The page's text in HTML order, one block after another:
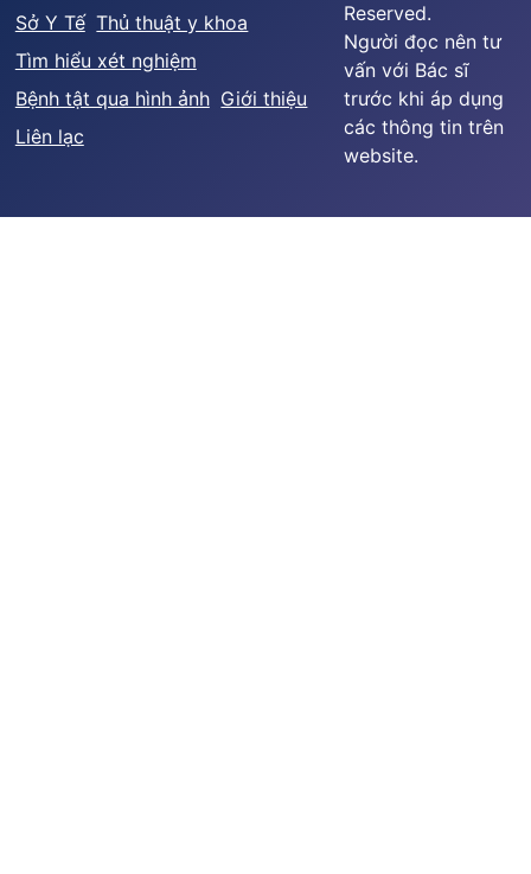
Sở Y Tế Thủ thuật y khoa
Tìm hiểu xét nghiệm
Bệnh tật qua hình ảnh Giới thiệu
Liên lạc
Reserved.
Người đọc nên tư
vấn với Bác sĩ
trước khi áp dụng
các thông tin trên
website.